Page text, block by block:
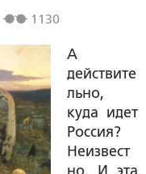
1130
А
действите
льно,
куда идет
Россия?
Неизвест
но. И эта